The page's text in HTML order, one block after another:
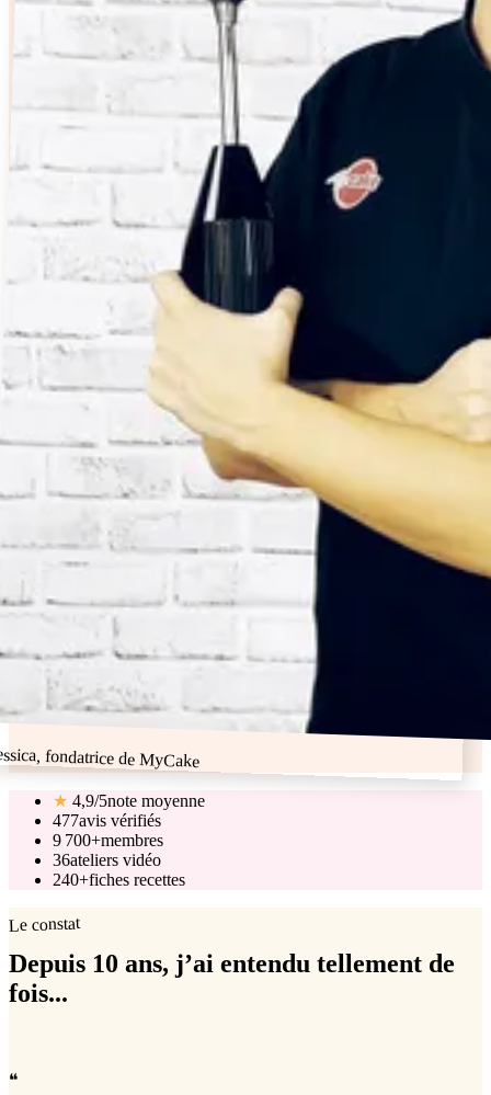
fondatrice de MyCake
★ 4,9/5note moyenne
477avis vérifiés
9 700+membres
36ateliers vidéo
240+fiches recettes
Le constat
Depuis 10 ans, j’ai entendu tellement de
fois...
❝